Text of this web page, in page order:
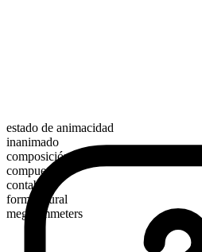
estado de animacidad
inanimado
composición morfológica
compuesto
contable
forma plural
megohmmeters